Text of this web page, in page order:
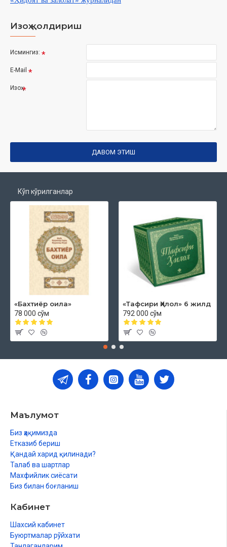
Изоҳ қолдириш
Исмингиз:
E-Mail
Изоҳ
ДАВОМ ЭТИШ
Кўп кўрилганлар
«Бахтиёр оила»
78 000 сўм
«Тафсири Ҳилол» 6 жилд
792 000 сўм
Маълумот
Биз ҳақимизда
Етказиб бериш
Қандай харид қилинади?
Талаб ва шартлар
Махфийлик сиёсати
Биз билан боғланиш
Кабинет
Шахсий кабинет
Буюртмалар рўйхати